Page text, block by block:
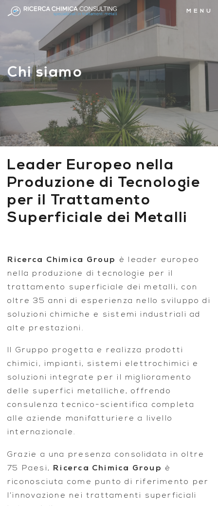
MENU
Chi siamo
Leader Europeo nella
Produzione di Tecnologie
per il Trattamento
Superficiale dei Metalli
Ricerca Chimica Group
è leader europeo
nella produzione di tecnologie per il
trattamento superficiale dei metalli, con
oltre 35 anni di esperienza nello sviluppo di
soluzioni chimiche e sistemi industriali ad
alte prestazioni.
Il Gruppo progetta e realizza prodotti
chimici, impianti, sistemi elettrochimici e
soluzioni integrate per il miglioramento
delle superfici metalliche, offrendo
consulenza tecnico-scientifica completa
alle aziende manifatturiere a livello
internazionale.
Grazie a una presenza consolidata in oltre
75 Paesi,
Ricerca Chimica Group
è
riconosciuta come punto di riferimento per
l’innovazione nei trattamenti superficiali